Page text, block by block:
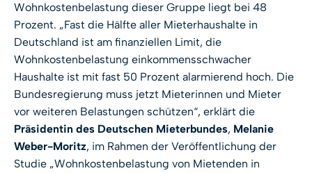
Wohnkostenbelastung dieser Gruppe liegt bei 48
Prozent. „Fast die Hälfte aller Mieterhaushalte in
Deutschland ist am finanziellen Limit, die
Wohnkostenbelastung einkommensschwacher
Haushalte ist mit fast 50 Prozent alarmierend hoch. Die
Bundesregierung muss jetzt Mieterinnen und Mieter
vor weiteren Belastungen schützen“, erklärt die
Präsidentin des Deutschen Mieterbundes, Melanie
Weber-Moritz, im Rahmen der Veröffentlichung der
Studie „Wohnkostenbelastung von Mietenden in